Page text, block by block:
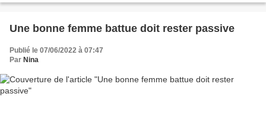
Une bonne femme battue doit rester passive
Publié le 07/06/2022 à 07:47
Par Nina